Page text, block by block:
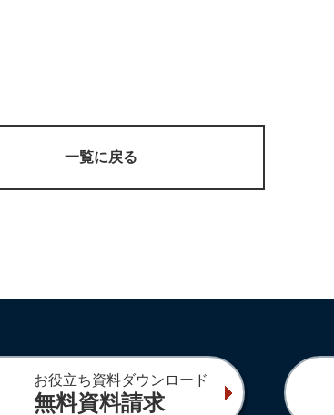
一覧に戻る
お役立ち資料ダウンロード
無料資料請求